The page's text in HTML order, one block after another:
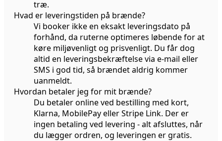
træ.
Hvad er leveringstiden på brænde?
Vi booker ikke en eksakt leveringsdato på
forhånd, da ruterne optimeres løbende for at
køre miljøvenligt og prisvenligt. Du får dog
altid en leveringsbekræftelse via e-mail eller
SMS i god tid, så brændet aldrig kommer
uanmeldt.
Hvordan betaler jeg for mit brænde?
Du betaler online ved bestilling med kort,
Klarna, MobilePay eller Stripe Link. Der er
ingen betaling ved levering - alt afsluttes, når
du lægger ordren, og leveringen er gratis.